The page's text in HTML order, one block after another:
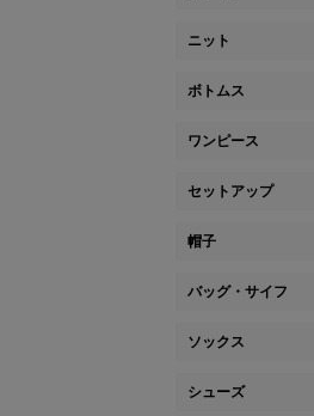
ニット
ボトムス
ワンピース
セットアップ
帽子
バッグ・サイフ
ソックス
シューズ